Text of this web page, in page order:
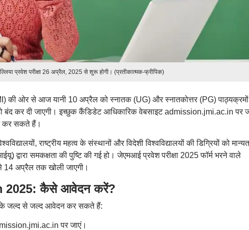
प्रवेश परीक्षा 26 अप्रैल, 2025 से शुरू होगी। (प्रतीकात्मक-फ्रीपिक)
की ओर से आज यानी 10 अप्रैल को स्नातक (UG) और स्नातकोत्तर (PG)
बंद कर दी जाएगी। इच्छुक कैंडिडेट आधिकारिक वेबसाइट admission.jmi.ac.in पर
कर सकते हैं।
राष्ट्रीय महत्व के संस्थानों और विदेशी विश्वविद्यालयों की डिग्रियों को
द्वारा समकक्षता की पुष्टि की गई हो। जेएमआई प्रवेश परीक्षा 2025 फॉर्म भरने वाले
14 अप्रैल तक खोली जाएगी।
2025: कैसे आवेदन करें?
जल्द से जल्द आवेदन कर सकते हैं:
पर जाएं।